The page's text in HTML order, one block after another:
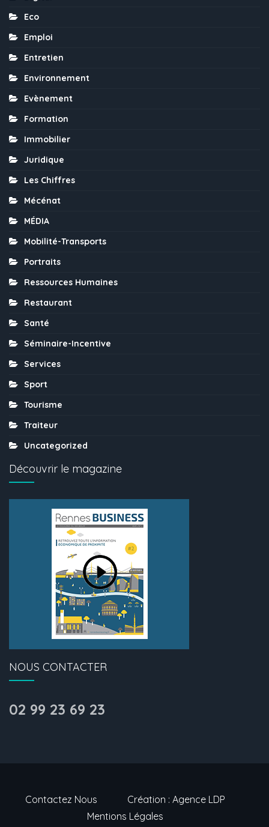
Eco
Emploi
Entretien
Environnement
Evènement
Formation
Immobilier
Juridique
Les Chiffres
Mécénat
MÉDIA
Mobilité-Transports
Portraits
Ressources Humaines
Restaurant
Santé
Séminaire-Incentive
Services
Sport
Tourisme
Traiteur
Uncategorized
Découvrir le magazine
NOUS CONTACTER
02 99 23 69 23
Contactez Nous
Création : Agence LDP
Mentions Légales